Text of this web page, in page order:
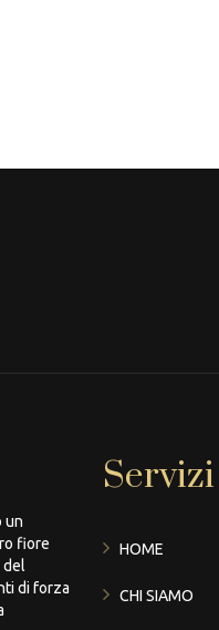
un
fiore
del
di forza
Servizi
HOME
CHI SIAMO